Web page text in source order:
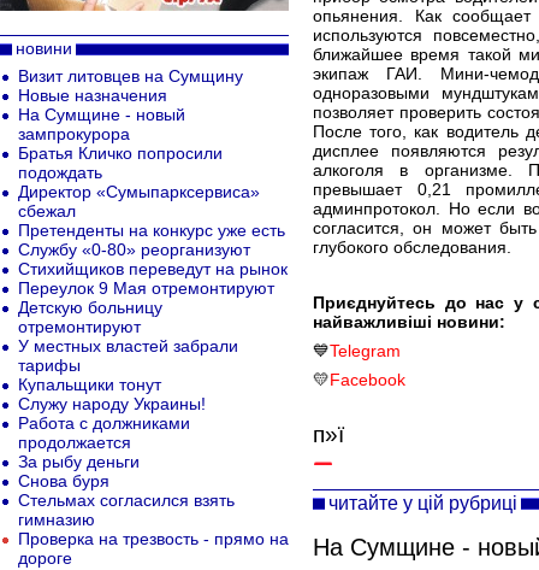
опьянения. Как
используются
ближайшее время такой
экипаж ГАИ. Мини-
одноразовыми
позволяет проверить
После того, как водитель
дисплее появляются
алкоголя в организме.
превышает 0,21
админпротокол. Но если
согласится, он может
глубокого обследования.
Приєднуйтесь до нас у
найважливіші новини:
💙Telegram
💛Facebook
п»ї
читайте у цій рубриці
На Сумщине -
новини
Визит литовцев на Сумщину
Новые назначения
На Сумщине - новый
зампрокурора
Братья Кличко попросили
подождать
Директор «Сумыпарксервиса»
сбежал
Претенденты на конкурс уже есть
Службу «0-80» реорганизуют
Стихийщиков переведут на рынок
Переулок 9 Мая отремонтируют
Детскую больницу
отремонтируют
У местных властей забрали
тарифы
Купальщики тонут
Служу народу Украины!
Работа с должниками
продолжается
За рыбу деньги
Снова буря
Стельмах согласился взять
гимназию
Проверка на трезвость - прямо на
дороге